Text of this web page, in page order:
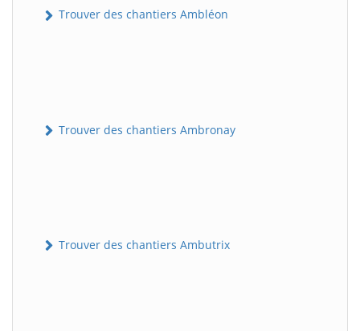
Trouver des chantiers Ambléon
Trouver des chantiers Ambronay
Trouver des chantiers Ambutrix